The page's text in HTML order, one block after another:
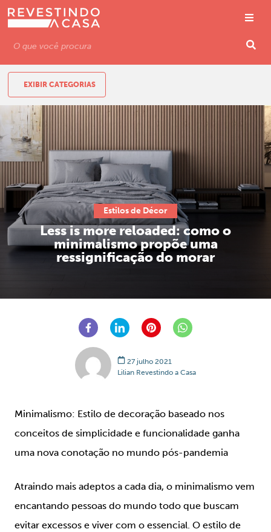
EXIBIR CATEGORIAS
Estilos de Décor
Less is more reloaded: como o
minimalismo propõe uma
ressignificação do morar
27 julho 2021
Lilian Revestindo a Casa
Minimalismo: Estilo de decoração baseado nos
conceitos de simplicidade e funcionalidade ganha
uma nova conotação no mundo pós-pandemia
Atraindo mais adeptos a cada dia, o minimalismo vem
encantando pessoas do mundo todo que buscam
evitar excessos e viver com o essencial. O estilo de